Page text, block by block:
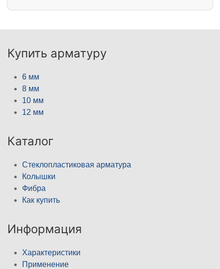
Купить арматуру
6 мм
8 мм
10 мм
12 мм
Каталог
Стеклопластиковая арматура
Колышки
Фибра
Как купить
Информация
Характеристики
Применение